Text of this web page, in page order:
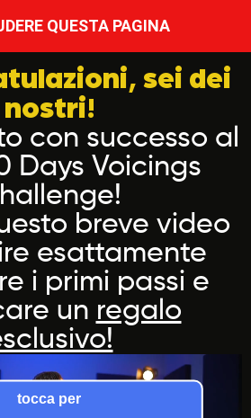
QUESTA PAGINA
sei dei
nostri!
con successo al
Days Voicings
breve video
esattamente
i primi passi e
un regalo